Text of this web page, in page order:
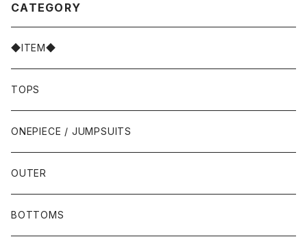
CATEGORY
◆ITEM◆
TOPS
ONEPIECE / JUMPSUITS
OUTER
BOTTOMS